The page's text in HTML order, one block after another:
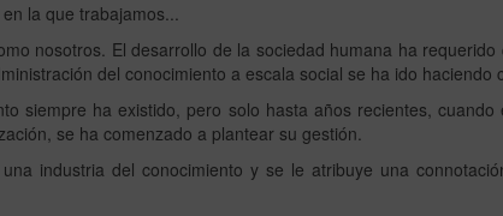
la que trabajamos...
nosotros. El desarrollo de la sociedad humana ha
del conocimiento a escala social se ha ido haciendo
siempre ha existido, pero solo hasta años recientes,
se ha comenzado a plantear su gestión.
industria del conocimiento y se le atribuye una